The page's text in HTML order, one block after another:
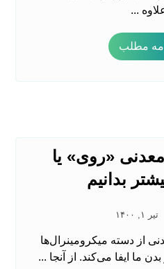
...
مطلب
«روی» یا
بدانیم
تیر ۱, ۱۴۰۰
از دسته میکرومینرال‌ها
ما ایفا می‌کند. از آنجا ...